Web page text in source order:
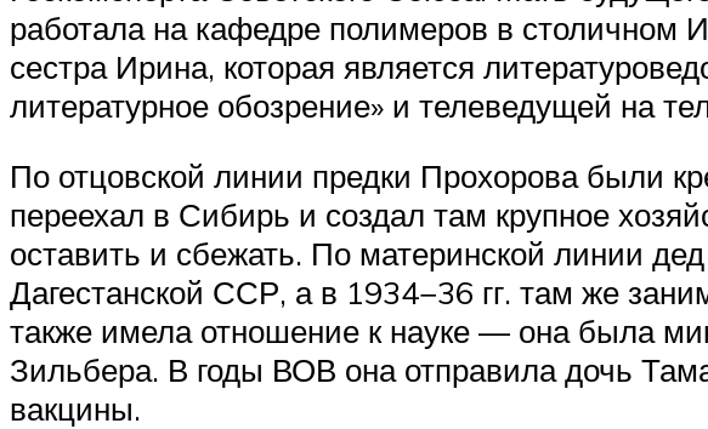
работала на кафедре полимеров в столичном
сестра Ирина, которая является
литературное обозрение» и телеведущей на
По отцовской линии предки Прохорова были
переехал в Сибирь и создал там крупное
оставить и сбежать. По материнской линии
Дагестанской ССР, а в 1934−36 гг. там же
также имела отношение к науке — она была
Зильбера. В годы ВОВ она отправила дочь
вакцины.